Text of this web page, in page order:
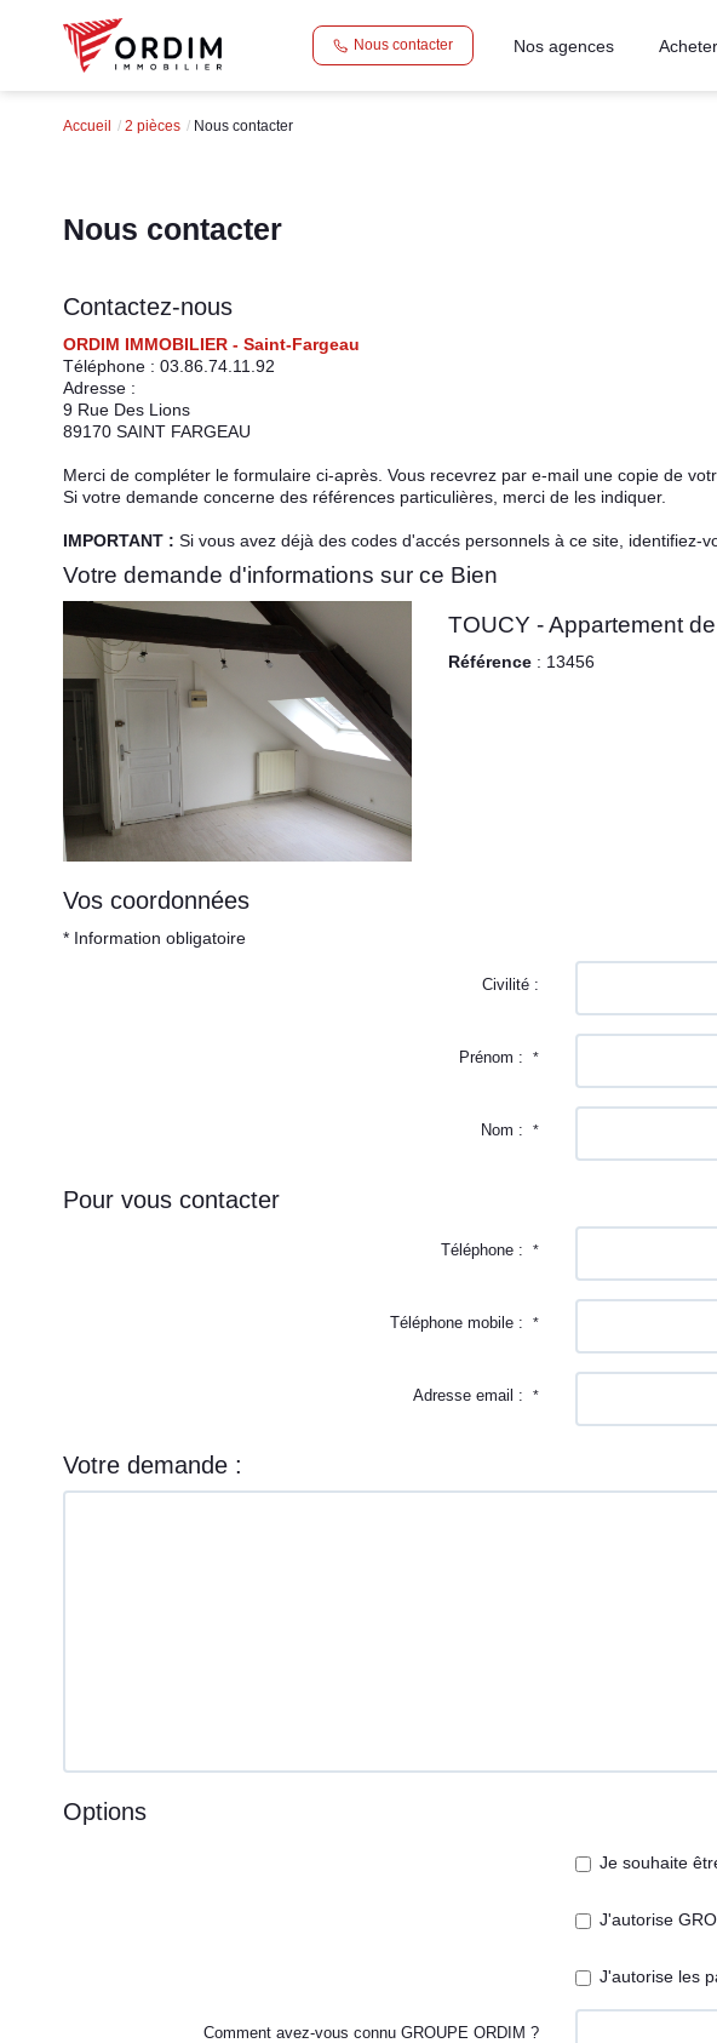
Nous contacter Nos agences Acheter
Accueil 2 pièces Nous contacter
Nous contacter
Contactez-nous
ORDIM IMMOBILIER - Saint-Fargeau
Téléphone : 03.86.74.11.92
Adresse :
9 Rue Des Lions
89170 SAINT FARGEAU
Merci de compléter le formulaire ci-après. Vous recevrez par e-mail une copie de
Si votre demande concerne des références particulières, merci de les indiquer.
IMPORTANT : Si vous avez déjà des codes d'accés personnels à ce site, identifiez-
Votre demande d'informations sur ce Bien
TOUCY - Appartement
Référence: 13456
Vos coordonnées
* Information obligatoire
Civilité :
Prénom :*
Nom :*
Pour vous contacter
Téléphone :*
Téléphone mobile :*
Adresse email :*
Votre demande :
Options
Je souhaite
J'autorise
J'autorise les
Comment avez-vous connu GROUPE ORDIM ?